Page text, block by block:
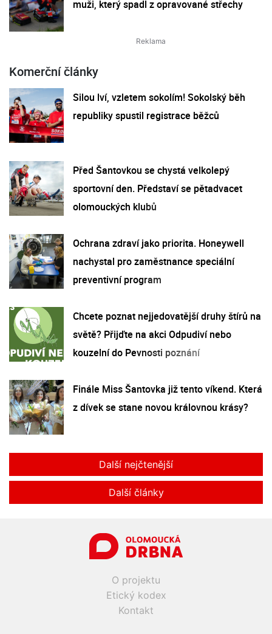
muži, který spadl z opravované střechy
Komerční články
Silou lví, vzletem sokolím! Sokolský běh
republiky spustil registrace běžců
Před Šantovkou se chystá velkolepý
sportovní den. Představí se pětadvacet
olomouckých klubů
Ochrana zdraví jako priorita. Honeywell
nachystal pro zaměstnance speciální
preventivní program
Chcete poznat nejjedovatější druhy štírů na
světě? Přijďte na akci Odpudiví nebo
kouzelní do Pevnosti poznání
Finále Miss Šantovka již tento víkend. Která
z dívek se stane novou královnou krásy?
Další nejčtenější
Další články
O projektu
Etický kodex
Kontakt